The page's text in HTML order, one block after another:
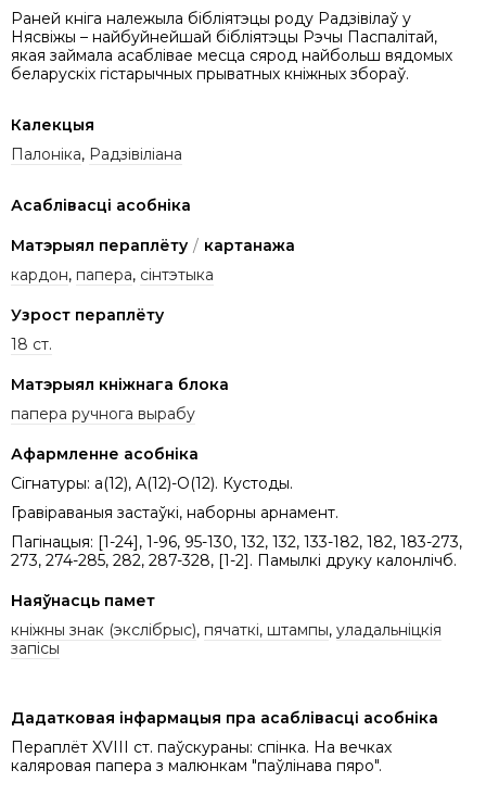
Раней кніга належыла бібліятэцы роду Радзівілаў у
Нясвіжы – найбуйнейшай бібліятэцы Рэчы Паспалітай,
якая займала асаблівае месца сярод найбольш вядомых
беларускіх гістарычных прыватных кніжных збораў.
Калекцыя
Палоніка, Радзівіліана
Асаблівасці асобніка
Матэрыял пераплёту / картанажа
кардон, папера, сінтэтыка
Узрост пераплёту
18 ст.
Матэрыял кніжнага блока
папера ручнога вырабу
Афармленне асобніка
Сігнатуры: a(12), A(12)-O(12). Кустоды.
Гравіраваныя застаўкі, наборны арнамент.
Пагінацыя: [1-24], 1-96, 95-130, 132, 132, 133-182, 182, 183-273,
273, 274-285, 282, 287-328, [1-2]. Памылкі друку калонлічб.
Наяўнасць памет
кніжны знак (экслібрыс), пячаткі, штампы, уладальніцкія
запісы
Дадатковая інфармацыя пра асаблівасці асобніка
Пераплёт XVIII ст. паўскураны: спінка. На вечках
каляровая папера з малюнкам "паўлінава пяро".